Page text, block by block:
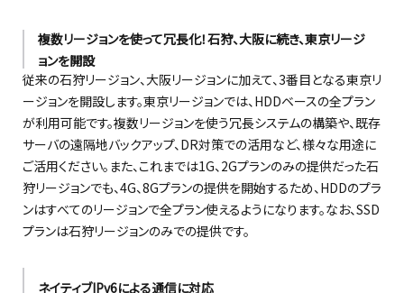
複数リージョンを使って冗長化！石狩、大阪に続き、東京リージ
ョンを開設
従来の石狩リージョン、大阪リージョンに加えて、3番目となる東京リ
ージョンを開設します。東京リージョンでは、HDDベースの全プラン
が利用可能です。複数リージョンを使う冗長システムの構築や、既存
サーバの遠隔地バックアップ、DR対策での活用など、様々な用途に
ご活用ください。また、これまでは1G、2Gプランのみの提供だった石
狩リージョンでも、4G、8Gプランの提供を開始するため、HDDのプラ
ンはすべてのリージョンで全プラン使えるようになります。なお、SSD
プランは石狩リージョンのみでの提供です。
ネイティブIPv6による通信に対応